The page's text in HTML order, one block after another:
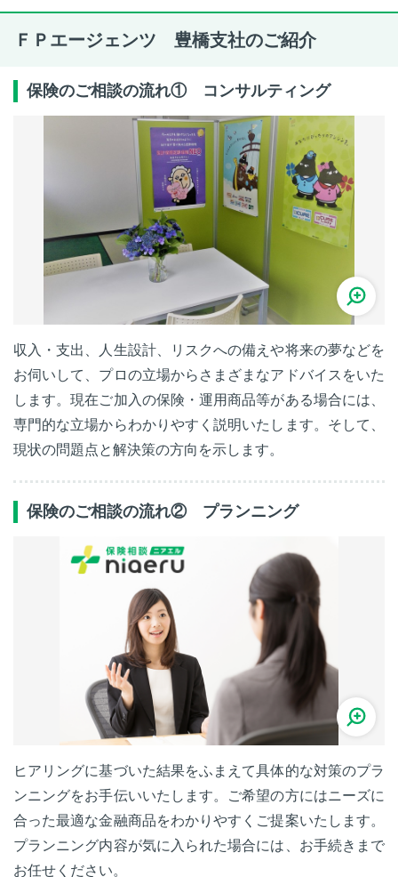
ＦＰエージェンツ 豊橋支社のご紹介
保険のご相談の流れ① コンサルティング
収入・支出、人生設計、リスクへの備えや将来の夢などを
お伺いして、プロの立場からさまざまなアドバイスをいた
します。現在ご加入の保険・運用商品等がある場合には、
専門的な立場からわかりやすく説明いたします。そして、
現状の問題点と解決策の方向を示します。
保険のご相談の流れ② プランニング
ヒアリングに基づいた結果をふまえて具体的な対策のプラ
ンニングをお手伝いいたします。ご希望の方にはニーズに
合った最適な金融商品をわかりやすくご提案いたします。
プランニング内容が気に入られた場合には、お手続きまで
お任せください。